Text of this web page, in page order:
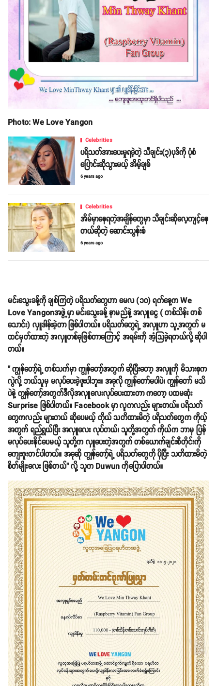
Photo: We Love Yangon
Celebrities
ပရိသတ်အားပေးမှုရခဲ့တဲ့ သီချင်း(၃)ပုဒ်ကို ပုံစံ
ပြောင်းဆိုသွားမယ့် အိမ့်ချစ်
6 years ago
Celebrities
အိမ်မှာနေရတဲ့အချိန်တွေမှာ သီချင်းဆိုလေ့ကျင့်နေ
တယ်ဆိုတဲ့ ဆောင်းယွန်းစံ
6 years ago
မင်းသွေးခန့်ကို ချစ်ကြတဲ့ ပရိသတ်တွေဟာ မေလ (၁၀) ရက်နေ့က We
Love Yangonအဖွဲ့မှာ မင်းသွေးခန့် နာမည်နဲ့ အလှူငွေ ( တစ်သိန်း တစ်
သောင်း) လှူဒါန်းခဲ့တာ ဖြစ်ပါတယ်။ ပရိသတ်တွေရဲ့ အလှူဟာ သူ့အတွက် မ
ထင်မှတ်ထားတဲ့ အလှူတစ်ခုဖြစ်တာကြောင့် အရမ်းကို အံ့သြခဲ့ရတယ်လို့ ဆိုပါ
တယ်။
" ကျွန်တော့်ရဲ့ တစ်သက်မှာ ကျွန်တော့်အတွက် ဆိုပြီးတော့ အလှူကို မိသားစုက
လွဲလို့ ဘယ်သူမှ မလုပ်ပေးခဲ့ဖူးပါဘူး။ အခုလို ကျွန်တော်မပါပဲ၊ ကျွန်တော် မသိ
ပဲနဲ့ ကျွန်တော့်အတွက်ဒီလိုအလှူလေးလုပ်ပေးထားတာ ကတော့ ပထမဆုံး
Surprise ဖြစ်ပါတယ်။ Facebook မှာ လူကလည်း များတယ်။ ပရိသတ်
တွေကလည်း များတယ် ဆိုပေမယ့် ကိုယ် သတိထားမိတဲ့ ပရိသတ်တွေက ကိုယ့်
အတွက် ရည်ရွယ်ပြီး အလှူလေး လုပ်တယ်၊ သူတို့အတွက် ကိုယ်က ဘာမှ ပြန်
မလုပ်ပေးနိုင်ပေမယ့် သူတို့က လှူပေးတဲ့အတွက် တစ်ယောက်ချင်းစီတိုင်းကို
ကျေးဇူးတင်ပါတယ်။ အခုဆို ကျွန်တော့်ရဲ့ ပရိသတ်တွေကို ပိုပြီး သတိထားမိတဲ့
စိတ်မျိုးလေး ဖြစ်တယ်" လို့ သူက Duwun ကိုပြောပါတယ်။